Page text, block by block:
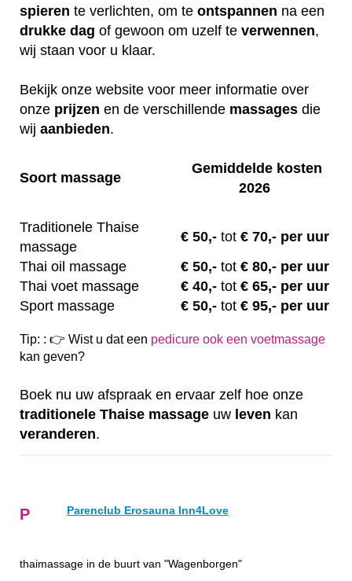
spieren te verlichten, om te ontspannen na een
drukke dag of gewoon om uzelf te verwennen,
wij staan voor u klaar.
Bekijk onze website voor meer informatie over
onze prijzen en de verschillende massages die
wij aanbieden.
Soort massage
Gemiddelde kosten
2026
Traditionele Thaise
massage
€ 50,- tot € 70,- per uur
Thai oil massage
€ 50,- tot € 80,- per uur
Thai voet massage
€ 40,- tot € 65,- per uur
Sport massage
€ 50,- tot € 95,- per uur
Tip: : 👉 Wist u dat een pedicure ook een voetmassage
kan geven?
Boek nu uw afspraak en ervaar zelf hoe onze
traditionele Thaise massage uw leven kan
veranderen.
P Parenclub Erosauna Inn4Love
thaimassage in de buurt van "Wagenborgen"